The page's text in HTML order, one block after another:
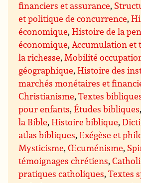
financiers et assurance,
et politique de concurrence,
économique,Histoire de la
économique, Accumulation et
la richesse, Mobilité
géographique,Histoire des
marchés monétaires et
Christianisme,Textes
pour enfants,Études bibliques,
la Bible,Histoire biblique,
atlas bibliques,Exégèse et
Mysticisme,Œcuménisme,
témoignages chrétiens,
pratiques catholiques,Textes